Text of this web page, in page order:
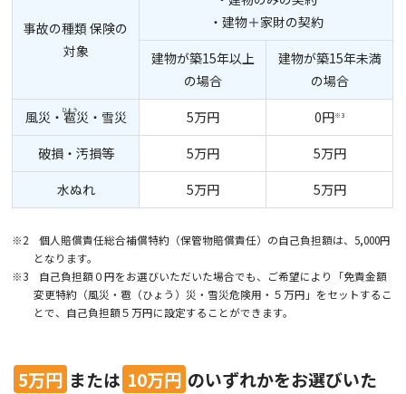
事故の種類 保険の
対象
・建物＋家財の契約
建物が築15年以上
の場合
建物が築15年未満
の場合
風災・雹災・雪災 5万円 0円※3
破損・汚損等 5万円
5万円
水ぬれ
5万円 5万円
※2 個人賠償責任総合補償特約（保管物賠償責任）の自己負担額は、5,000円
となります。
※3 自己負担額０円をお選びいただいた場合でも、ご希望により「免責金額
変更特約（風災・雹（ひょう）災・雪災危険用・５万円」をセットするこ
とで、自己負担額５万円に設定することができます。
5万円 または 10万円 のいずれかをお選びいた